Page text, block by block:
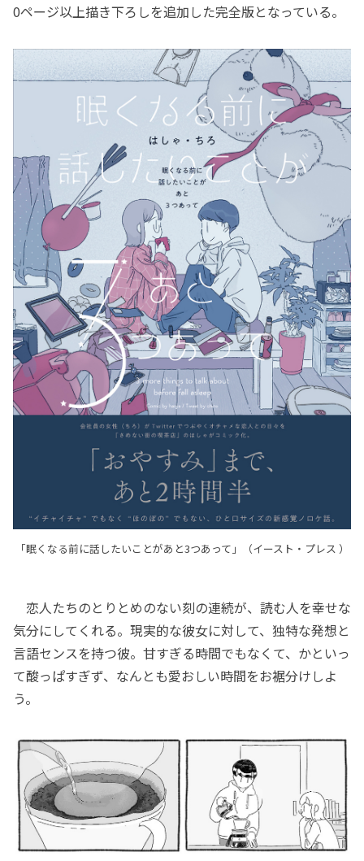
0ページ以上描き下ろしを追加した完全版となっている。
「眠くなる前に話したいことがあと3つあって」（イースト・プレス ）
恋人たちのとりとめのない刻の連続が、読む人を幸せな
気分にしてくれる。現実的な彼女に対して、独特な発想と
言語センスを持つ彼。甘すぎる時間でもなくて、かといっ
て酸っぱすぎず、なんとも愛おしい時間をお裾分けしよ
う。